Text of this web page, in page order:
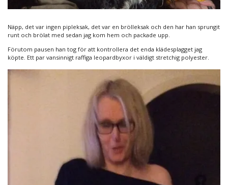
Näpp, det var ingen pipleksak, det var en brölleksak och den har han sprungit
runt och brölat med sedan jag kom hem och packade upp.
Förutom pausen han tog för att kontrollera det enda klädesplagget jag
köpte. Ett par vansinnigt raffiga leopardbyxor i väldigt stretchig polyester.